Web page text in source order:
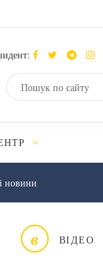
новини
в ВІДЕО